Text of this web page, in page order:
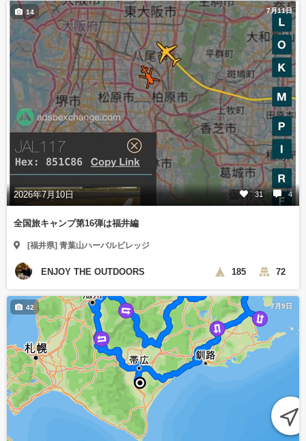
7月11日
2026年7月10日 31 4
14
全国旅キャンプ第16弾は福井編
[福井県] 青葉山ハーバルビレッジ
ENJOY THE OUTDOORS 185 72
7月9日
42